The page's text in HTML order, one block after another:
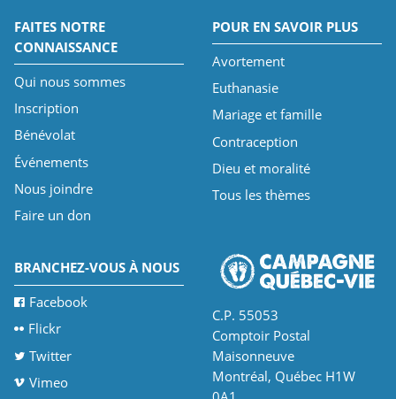
FAITES NOTRE
CONNAISSANCE
Qui nous sommes
Inscription
Bénévolat
Événements
Nous joindre
Faire un don
POUR EN SAVOIR PLUS
Avortement
Euthanasie
Mariage et famille
Contraception
Dieu et moralité
Tous les thèmes
BRANCHEZ-VOUS À NOUS
Facebook
Flickr
Twitter
Vimeo
C.P. 55053
Comptoir Postal
Maisonneuve
Montréal, Québec H1W